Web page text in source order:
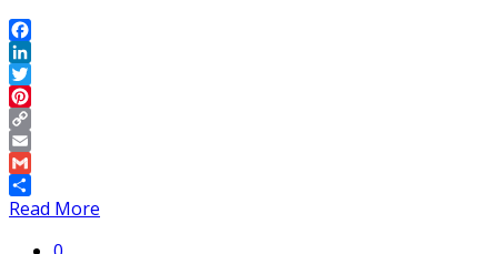
Facebook
LinkedIn
Twitter
Pinterest
Copy
Link
Email
Gmail
Share
Read More